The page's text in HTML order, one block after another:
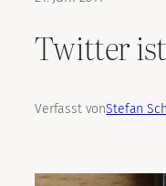
Twitter
Verfasst vonStefan